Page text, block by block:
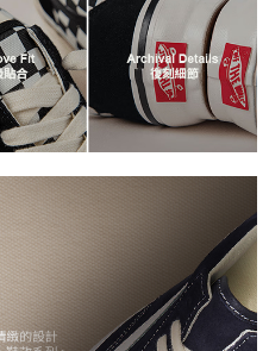
服務，並由商店將買賣／分期付款
本公司帳單繳交帳款。
之契約關係目的，商店將以您的個人
台灣大哥大進項蒐集、處理及利用，
料之確認、核對及更正。
：https://oppay.tw/userRule
單仍視為有效，需透過AFTEE先享
」之結帳頁面顯示為準，若有關於
相關疑問，請聯繫「AFTEE先享後付
support/home
料，並將交易相關給付款項請求債
網址：
理人或監護人之同意方可使用
者引起之損失，本公司不負相關責
據個別帳號之用戶狀況，依本公司即